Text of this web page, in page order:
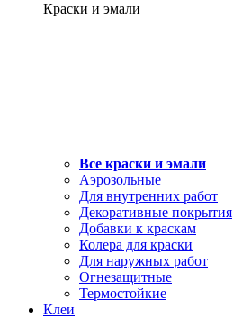
Краски и эмали
Все краски и эмали
Аэрозольные
Для внутренних работ
Декоративные покрытия
Добавки к краскам
Колера для краски
Для наружных работ
Огнезащитные
Термостойкие
Клеи